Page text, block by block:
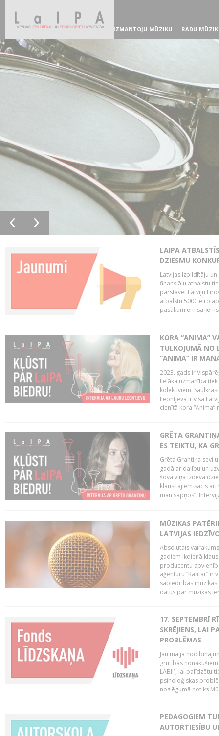
IZMANTOJU MŪZIKU RADU
LAIPA
DZIESMU
Latvijas Izpildītāju
finansiālu atbalstu
pārstāvēt Latviju
atbalstu 5000 eiro
pasākumiem
KORA “ANIMA”
TULKOJUMĀ NO
“ANIMA” IR
2023. gads ir
lielāka uzmanība
kolektīviem.
Leontjeva ir visā
cienītā kora “Anima”
GRĒTA
ES TEIKTU, KA
Grēta Grantiņa sevi
gadā ar dalību un
šovā viņa izdeva
klausītājiem sācis arī
man sapņos”.
MŪZIKAS
LATVIJAS
Absolūtais
gadiem ikdienā
producentu
aģentūru “Kantar” ir
sabiedrības
datus par mūzikas
17. SEPTEMBRĪ
SKRĒJIENS, LAI
PROBLĒMAS
Jau maijā
grūtībās
LABI!”, lai palīdzētu
psiholoģiskas
noslēgumā notiks
PEDAGOGIEM
AUTORTIESĪBU